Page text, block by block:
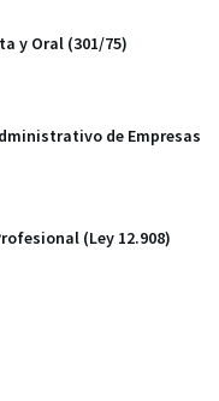
y Oral (301/75)
de Empresas
(Ley 12.908)